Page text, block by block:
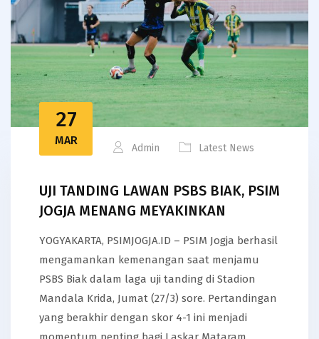
27
MAR
Admin Latest News
UJI TANDING LAWAN PSBS BIAK, PSIM
JOGJA MENANG MEYAKINKAN
YOGYAKARTA, PSIMJOGJA.ID – PSIM Jogja berhasil
mengamankan kemenangan saat menjamu
PSBS Biak dalam laga uji tanding di Stadion
Mandala Krida, Jumat (27/3) sore. Pertandingan
yang berakhir dengan skor 4-1 ini menjadi